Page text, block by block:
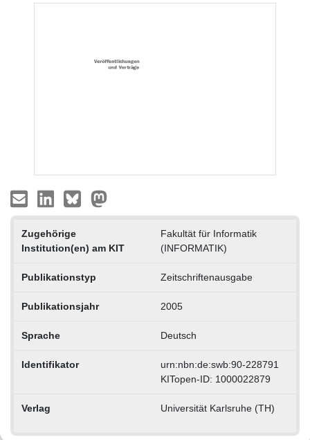
Zugehörige
Institution(en) am KIT
Fakultät für Informatik
(INFORMATIK)
Publikationstyp Zeitschriftenausgabe
Publikationsjahr 2005
Sprache Deutsch
Identifikator
urn:nbn:de:swb:90-228791
KITopen-ID: 1000022879
Verlag Universität Karlsruhe (TH)